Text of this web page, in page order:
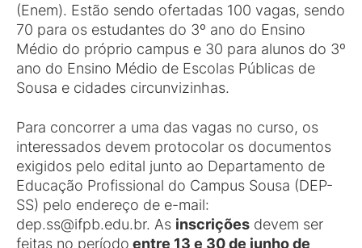
(Enem). Estão sendo ofertadas 100 vagas, sendo
70 para os estudantes do 3º ano do Ensino
Médio do próprio campus e 30 para alunos do 3º
ano do Ensino Médio de Escolas Públicas de
Sousa e cidades circunvizinhas.
Para concorrer a uma das vagas no curso, os
interessados devem protocolar os documentos
exigidos pelo edital junto ao Departamento de
Educação Profissional do Campus Sousa (DEP-
SS) pelo endereço de e-mail:
dep.ss@ifpb.edu.br. As inscrições devem ser
feitas no período entre 13 e 30 de junho de